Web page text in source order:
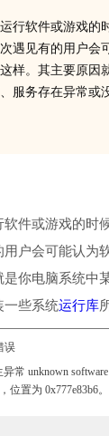
行软件或游戏的
遇见有的用户会
样。其主要原因
服务存在异常或
件或游戏的时
户会可能认为
你电脑系统中
一些系统运行库
误
常 unknown software
位置为 0x777e83b6